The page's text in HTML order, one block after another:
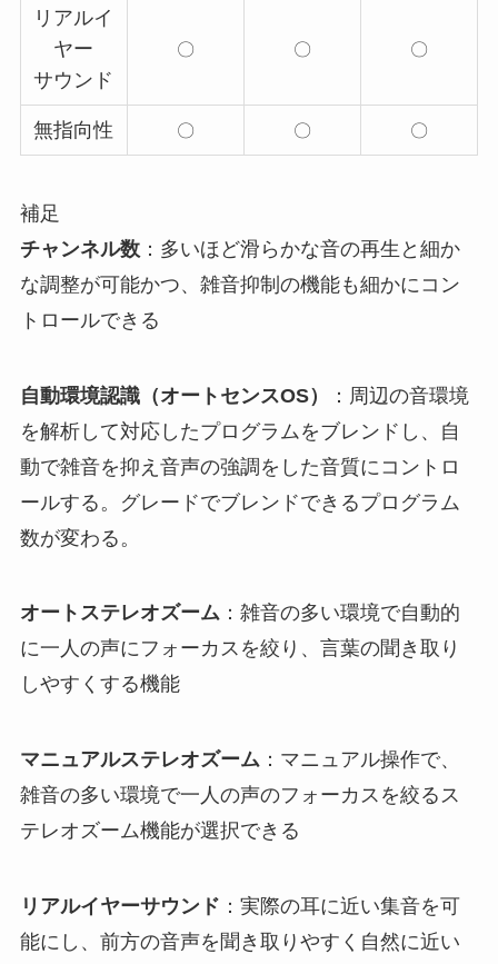
リアルイ
ヤー
サウンド
〇 〇 〇
無指向性 〇 〇 〇
補足
チャンネル数：多いほど滑らかな音の再生と細か
な調整が可能かつ、雑音抑制の機能も細かにコン
トロールできる
自動環境認識（オートセンスOS）
：周辺の音環境
を解析して対応したプログラムをブレンドし、自
動で雑音を抑え音声の強調をした音質にコントロ
ールする。グレードでブレンドできるプログラム
数が変わる。
オートステレオズーム：雑音の多い環境で自動的
に一人の声にフォーカスを絞り、言葉の聞き取り
しやすくする機能
マニュアルステレオズーム：マニュアル操作で、
雑音の多い環境で一人の声のフォーカスを絞るス
テレオズーム機能が選択できる
リアルイヤーサウンド ：実際の耳に近い集音を可
能にし、前方の音声を聞き取りやすく自然に近い